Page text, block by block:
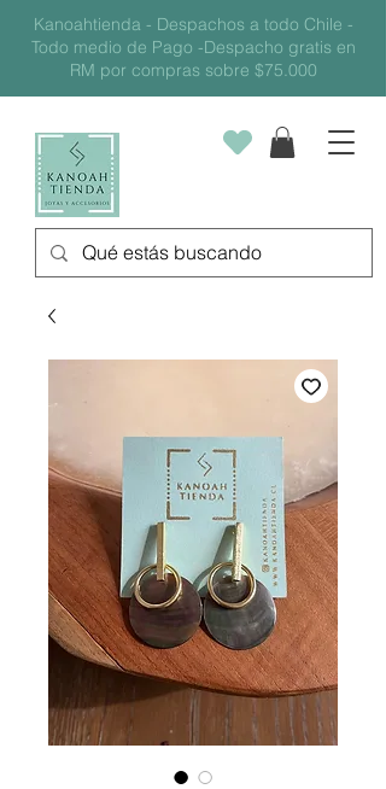
Kanoahtienda - Despachos a todo Chile -
Todo medio de Pago -Despacho gratis en
RM por compras sobre $75.000